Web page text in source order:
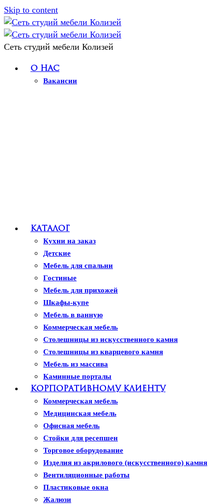
Skip to content
Сеть студий мебели Колизей
О нас
Вакансии
Каталог
Кухни на заказ
Детские
Мебель для спальни
Гостиные
Мебель для прихожей
Шкафы-купе
Мебель в ванную
Коммерческая мебель
Столешницы из искусственного камня
Столешницы из кварцевого камня
Мебель из массива
Каминные порталы
Камины Dimplex
Искусственный камень White Hills
Балконы ПВХ
Пластиковые окна
Жалюзи
Рулонные шторы
Корпоративному клиенту
Коммерческая мебель
Медицинская мебель
Офисная мебель
Стойки для ресепшен
Торговое оборудование
Изделия из акрилового (искусственного) камня
Вентиляционные работы
Пластиковые окна
Жалюзи